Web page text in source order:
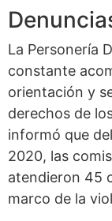
La Personería
constante
orientación y
derechos de
informó que
2020, las
atendieron 45
marco de la